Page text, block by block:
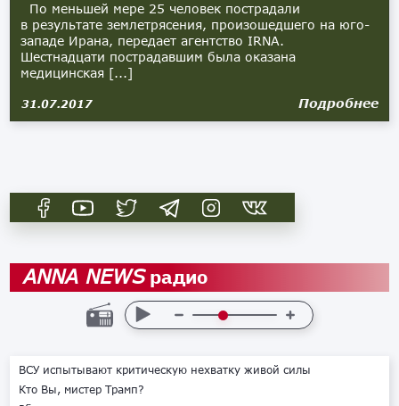
По меньшей мере 25 человек пострадали
в результате землетрясения, произошедшего на юго-
западе Ирана, передает агентство IRNA.
Шестнадцати пострадавшим была оказана
медицинская [...]
31.07.2017 Подробнее
ANNA NEWSрадио
ВСУ испытывают критическую нехватку живой силы
Кто Вы, мистер Трамп?